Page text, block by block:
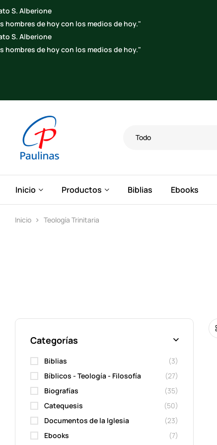
Todo
Inicio Productos Biblias Ebooks
Inicio Teología Trinitaria
Categorías
Biblias
(3)
Bíblicos - Teología - Filosofía
(27)
Biografías
(35)
Catequesis
(50)
Documentos de la Iglesia
(23)
Ebooks
(7)